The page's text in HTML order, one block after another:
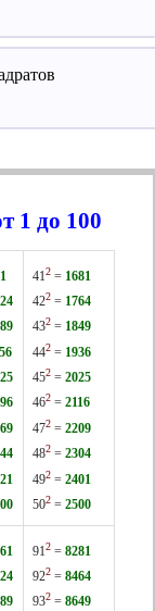
1 до 100
412= 1681
422= 1764
432= 1849
442= 1936
452= 2025
462= 2116
472= 2209
482= 2304
492= 2401
502= 2500
912= 8281
922= 8464
932= 8649